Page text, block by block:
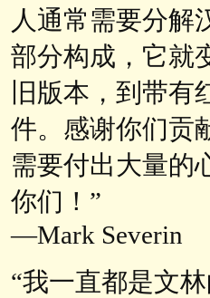
人通常需要分解
部分构成，它就
旧版本，到带
件。感谢你们贡
需要付出大量的
你们！”
—Mark Severin
“我一直都是文